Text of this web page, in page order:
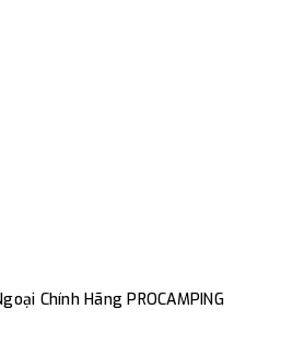
Chính Hãng PROCAMPING